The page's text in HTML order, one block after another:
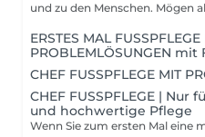
und zu den Menschen. Mögen
ERSTES MAL
PROBLEMLÖSUNGEN
CHEF FUSSPFLEGE MIT
CHEF FUSSPFLEGE |
und hochwertige Pflege